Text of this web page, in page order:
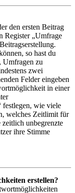
den ersten Beitrag
Register „Umfrage
so hast du
Umfragen zu
zwei
Felder eingeben
in einer
festlegen, wie viele
welches Zeitlimit für
unbegrenzte
ihre Stimme
erstellen?